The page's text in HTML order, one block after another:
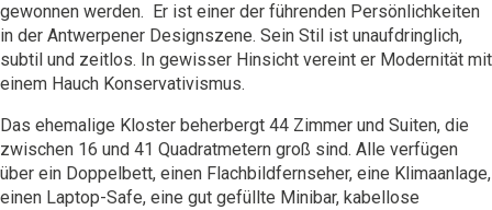
gewonnen werden. Er ist einer der führenden Persönlichkeiten
in der Antwerpener Designszene. Sein Stil ist unaufdringlich,
subtil und zeitlos. In gewisser Hinsicht vereint er Modernität mit
einem Hauch Konservativismus.
Das ehemalige Kloster beherbergt 44 Zimmer und Suiten, die
zwischen 16 und 41 Quadratmetern groß sind. Alle verfügen
über ein Doppelbett, einen Flachbildfernseher, eine Klimaanlage,
einen Laptop-Safe, eine gut gefüllte Minibar, kabellose